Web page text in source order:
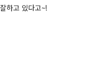
하고 있다고~!